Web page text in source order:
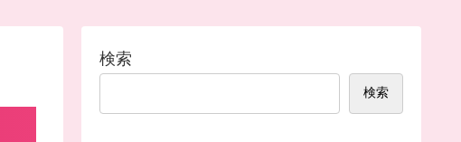
検索
検索